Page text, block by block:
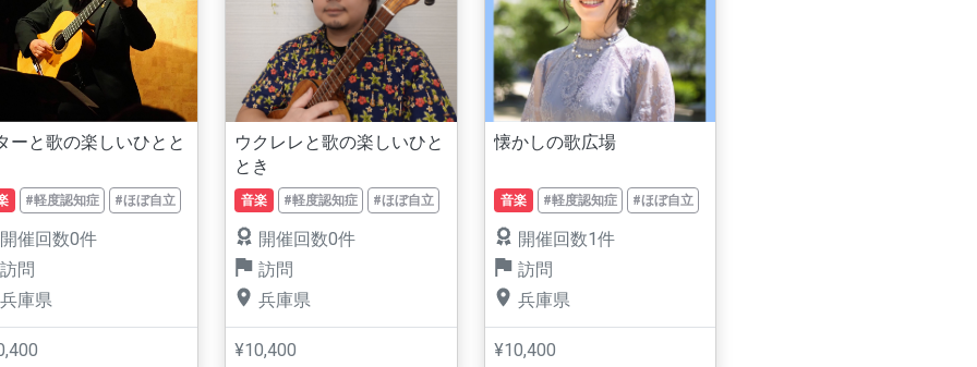
ーと歌の楽しいひとと
#軽度認知症 #ほぼ自立
開催回数0件
訪問
兵庫県
ウクレレと歌の楽しいひと
とき
音楽 #軽度認知症 #ほぼ自立
開催回数0件
訪問
兵庫県
¥10,400
懐かしの歌広場
音楽 #軽度認知症 #ほぼ自立
開催回数1件
訪問
兵庫県
¥10,400